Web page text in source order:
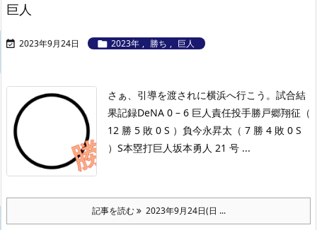
巨人
 2023年9月24日  2023年 , 勝ち , 巨人
さぁ、引導を渡されに横浜へ行こう。 試合結
果記録DeNA 0 – 6 巨人責任投手勝戸郷翔征（
12 勝 5 敗 0 S ）負今永昇太（ 7 勝 4 敗 0 S
）S本塁打巨人坂本勇人 21 号 ...
記事を読む 2023年9月24日(日 ...